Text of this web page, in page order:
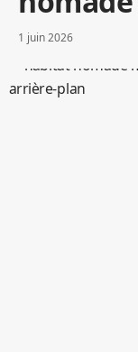
1 juin 2026